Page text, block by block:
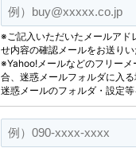
※ご記入いただいたメールアド
せ内容の確認メールをお送りい
※Yahoo!メールなどのフリーメ
合、迷惑メールフォルダに入る
迷惑メールのフォルダ・設定等